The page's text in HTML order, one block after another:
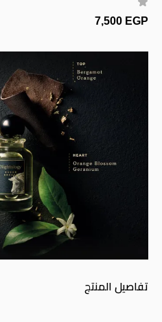
7,500 EGP
تفاصيل المنتج